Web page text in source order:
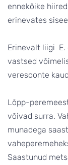
ennekõike
erinevates
Erinevalt liigi E.
vastsed
veresoonte
Lõpp-
võivad surra.
munadega
Saastunud